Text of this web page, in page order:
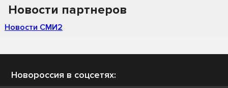
Новости партнеров
Новости СМИ2
Новороссия в соцсетях: